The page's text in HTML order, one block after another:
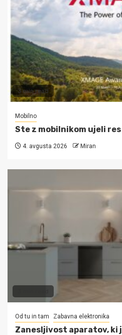
3 min read
Mobilno
Ste z mobilnikom ujeli
4. avgusta 2026 Miran
Od tu in tam Zabavna elektronika
Zanesljivost aparatov, ki